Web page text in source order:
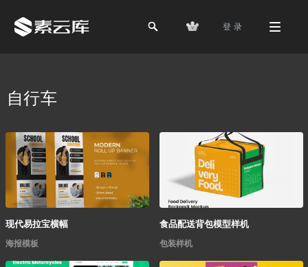
登 录
自行车
现代易拉宝横幅
海报模板
食品配送背包模型样机
包装样机